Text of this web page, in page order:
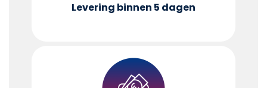
Levering binnen 5 dagen